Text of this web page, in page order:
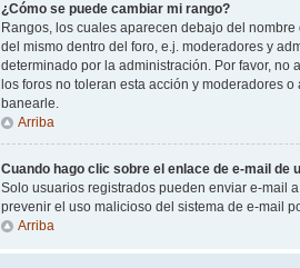
¿Cómo se puede cambiar mi rango?
Rangos, los cuales aparecen debajo del
del mismo dentro del foro, e.j. moderadores y
determinado por la administración. Por favor,
los foros no toleran esta acción y moderadores
banearle.
Arriba
Cuando hago clic sobre el enlace de e-mail de
Solo usuarios registrados pueden enviar e-mail
prevenir el uso malicioso del sistema de e-mail
Arriba